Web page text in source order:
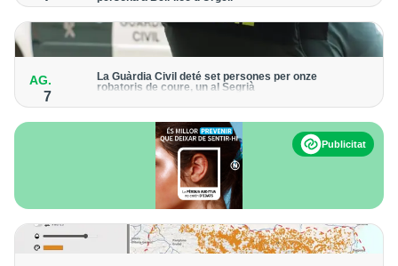
forma progressiva
AG.
7
La Guàrdia Civil deté set persones per onze
robatoris de coure, un al Segrià
Publicitat